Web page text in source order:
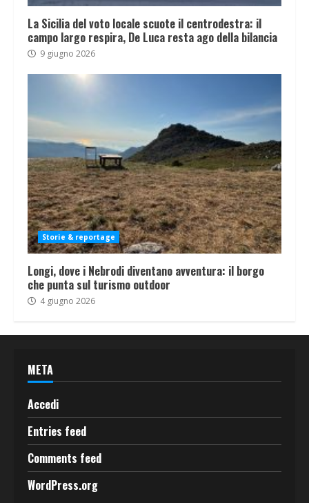
La Sicilia del voto locale scuote il centrodestra: il
campo largo respira, De Luca resta ago della bilancia
9 giugno 2026
Storie & reportage
Longi, dove i Nebrodi diventano avventura: il borgo
che punta sul turismo outdoor
4 giugno 2026
META
Accedi
Entries feed
Comments feed
WordPress.org